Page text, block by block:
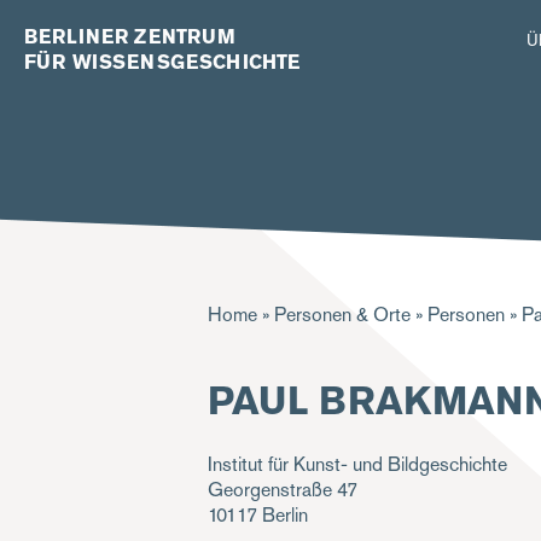
BERLINER ZENTRUM
FÜR WISSENSGESCHICHTE
Pfadnavigation
Home Personen & Orte Personen
PAUL
Institut für Kunst- und Bildgeschichte
Georgenstraße 47
10117 Berlin